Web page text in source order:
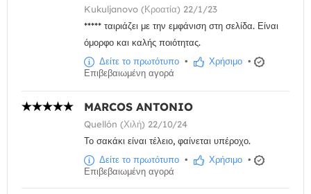
Kukuljanovo (Κροατία) 22/1/23
***** ταιριάζει με την εμφάνιση στη σελίδα. Είναι
όμορφο και καλής ποιότητας.
Δείτε το πρωτότυπο • Χρήσιμο •
Επιβεβαιωμένη αγορά
MARCOS ANTONIO
Quellón (Χιλή) 22/10/24
Το σακάκι είναι τέλειο, φαίνεται υπέροχο.
Δείτε το πρωτότυπο • Χρήσιμο •
Επιβεβαιωμένη αγορά